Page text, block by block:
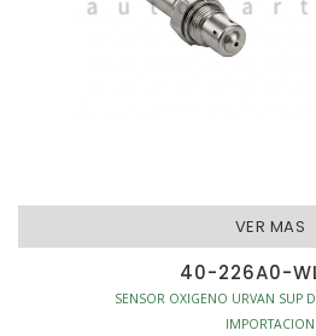
VER MAS
40-226A0-
SENSOR OXIGENO URVAN SUP
IMPORTACION